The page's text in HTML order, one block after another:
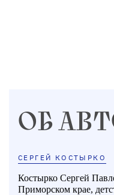
ОБ
СЕРГЕЙ КОСТЫРКО
Костырко Сергей
Приморском крае,